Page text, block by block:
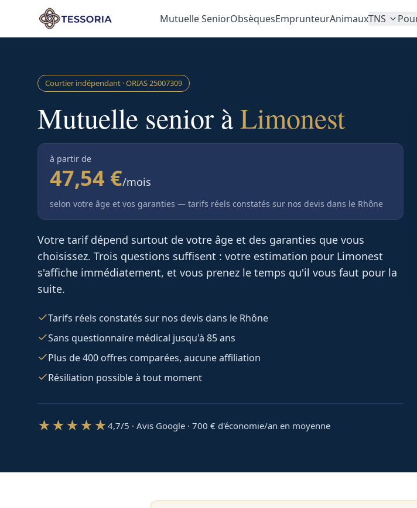
Aller au contenu principal
Mutuelle SeniorObsèquesEmprunteurAnimauxTNS
Courtier indépendant · ORIAS25007309
Mutuelle senior àLimonest
à partir de
47,54 €/mois
selon votre âge et vos garanties — tarifs réels constatés sur nos devis dans le Rhône
Votre tarif dépend surtout de votre âge et des garanties que vous
choisissez. Trois questions suffisent : votre estimation pour Limonest
s'affiche immédiatement, et vous prenez le temps qu'il vous faut pour la
suite.
Tarifs réels constatés sur nos devis dans le Rhône
Sans questionnaire médical jusqu'à 85 ans
Plus de 400 offres comparées, aucune affiliation
Résiliation possible à tout moment
★★★★★4,7/5 · Avis Google · 700 € d'économie/an en moyenne